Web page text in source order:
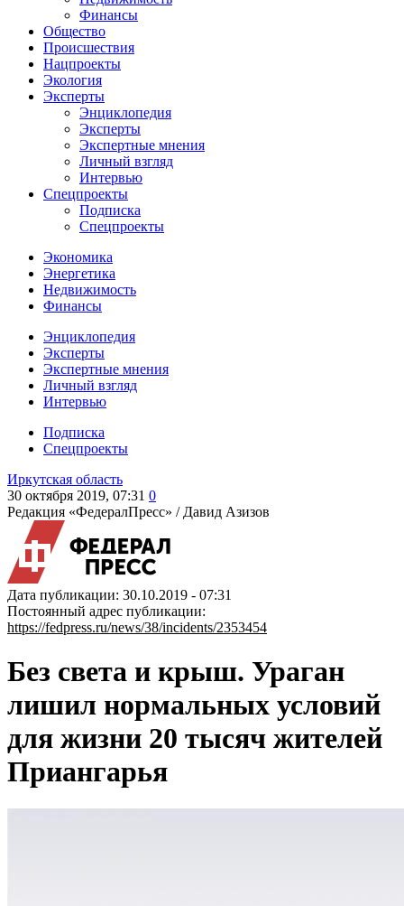
Финансы
Общество
Происшествия
Нацпроекты
Экология
Эксперты
Энциклопедия
Эксперты
Экспертные мнения
Личный взгляд
Интервью
Спецпроекты
Подписка
Спецпроекты
Экономика
Энергетика
Недвижимость
Финансы
Энциклопедия
Эксперты
Экспертные мнения
Личный взгляд
Интервью
Подписка
Спецпроекты
Иркутская область
30 октября 2019, 07:31 0
Редакция «ФедералПресс» / Давид Азизов
Дата публикации: 30.10.2019 - 07:31
Постоянный адрес публикации:
https://fedpress.ru/news/38/incidents/2353454
Без света и крыш. Ураган
лишил нормальных условий
для жизни 20 тысяч жителей
Приангарья